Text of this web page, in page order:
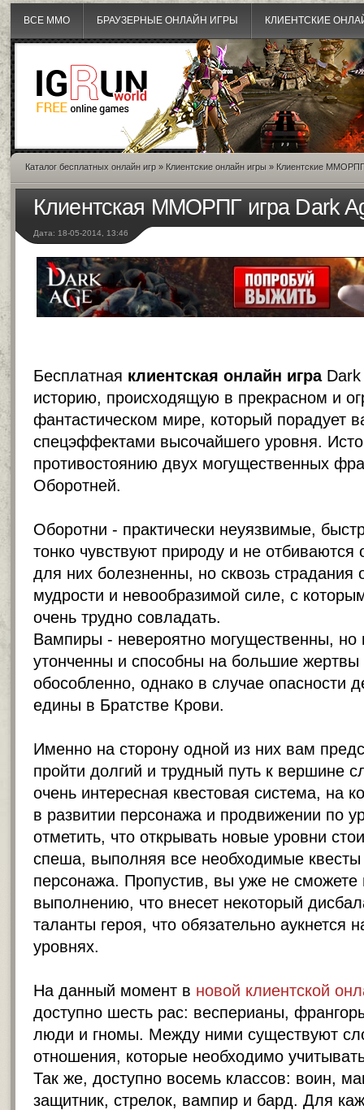
ВСЕ MMO БРАУЗЕРНЫЕ ОНЛАЙН ИГРЫ КЛИЕНТСКИЕ
Каталог бесплатных онлайн игр » Клиентские онлайн игры » Клиентские ММОРПГ
Клиентская ММОРПГ игра Dark
Дата: 18-05-2014, 13:46
Бесплатная клиентская онлайн играDark
историю, происходящую в прекрасном и
фантастическом мире, который порадует
спецэффектами высочайшего уровня.
противостоянию двух могущественных
Оборотней.
Оборотни - практически неуязвимые,
тонко чувствуют природу и не
для них болезненны, но сквозь страдания
мудрости и невообразимой силе, с
очень трудно совладать.
Вампиры - невероятно могущественны, но
утонченны и способны на большие
обособленно, однако в случае опасности
едины в Братстве Крови.
Именно на сторону одной из них вам
пройти долгий и трудный путь к вершине
очень интересная квестовая система, на
в развитии персонажа и продвижении по
отметить, что открывать новые уровни
спеша, выполняя все необходимые квесты
персонажа. Пропустив, вы уже не сможете
выполнению, что внесет некоторый
таланты героя, что обязательно аукнется
уровнях.
На данный момент в новой клиентской
доступно шесть рас: весперианы,
люди и гномы. Между ними существуют
отношения, которые необходимо
Так же, доступно восемь классов: воин,
защитник, стрелок, вампир и бард. Для